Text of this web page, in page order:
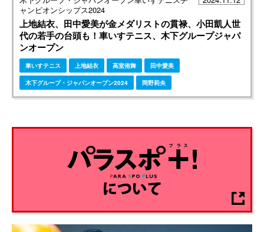
ャンピオンシップス2024
上地結衣、田中愛美が金メダリストの貫禄、小田凱人世
代の若手の台頭も！車いすテニス、木下グループジャパ
ンオープン
車いすテニス 上地結衣 高室侑舞 田中愛美
木下グループ・ジャパンオープン2024 岡野莉央